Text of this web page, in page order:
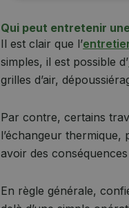
Qui peut entretenir
Il est clair que l’
simples, il est possible d’
grilles d’air,
Par contre, certains
l’échangeur
avoir des
En règle générale,